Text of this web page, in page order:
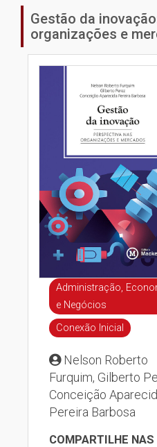
Gestão da
organizações e
Administração,
e Negócios
Conexão Inicial
Nelson Roberto
Furquim, Gilberto
Conceição
Pereira Barbosa
COMPARTILHE NAS